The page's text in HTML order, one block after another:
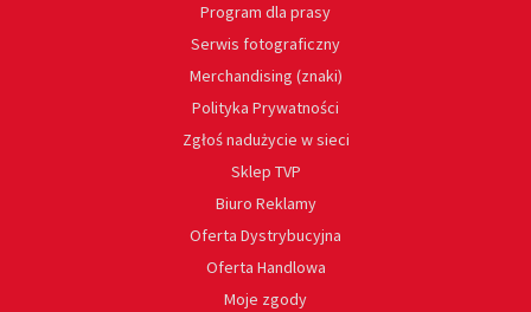
Program dla prasy
Serwis fotograficzny
Merchandising (znaki)
Polityka Prywatności
Zgłoś nadużycie w sieci
Sklep TVP
Biuro Reklamy
Oferta Dystrybucyjna
Oferta Handlowa
Moje zgody